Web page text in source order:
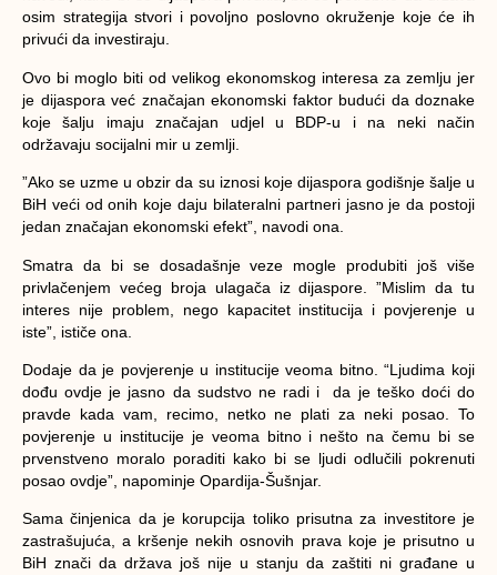
osim strategija stvori i povoljno poslovno okruženje koje će ih
privući da investiraju.
Ovo bi moglo biti od velikog ekonomskog interesa za zemlju jer
je dijaspora već značajan ekonomski faktor budući da doznake
koje šalju imaju značajan udjel u BDP-u i na neki način
održavaju socijalni mir u zemlji.
”Ako se uzme u obzir da su iznosi koje dijaspora godišnje šalje u
BiH veći od onih koje daju bilateralni partneri jasno je da postoji
jedan značajan ekonomski efekt”, navodi ona.
Smatra da bi se dosadašnje veze mogle produbiti još više
privlačenjem većeg broja ulagača iz dijaspore. ”Mislim da tu
interes nije problem, nego kapacitet institucija i povjerenje u
iste”, ističe ona.
Dodaje da je povjerenje u institucije veoma bitno. “Ljudima koji
dođu ovdje je jasno da sudstvo ne radi i da je teško doći do
pravde kada vam, recimo, netko ne plati za neki posao. To
povjerenje u institucije je veoma bitno i nešto na čemu bi se
prvenstveno moralo poraditi kako bi se ljudi odlučili pokrenuti
posao ovdje”, napominje Opardija-Šušnjar.
Sama činjenica da je korupcija toliko prisutna za investitore je
zastrašujuća, a kršenje nekih osnovih prava koje je prisutno u
BiH znači da država još nije u stanju da zaštiti ni građane u